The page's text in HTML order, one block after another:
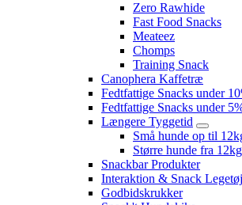
Zero Rawhide
Fast Food Snacks
Meateez
Chomps
Training Snack
Canophera Kaffetræ
Fedtfattige Snacks under
Fedtfattige Snacks under
Længere Tyggetid
Små hunde op til
Større hunde fra 12kg
Snackbar Produkter
Interaktion & Snack Legetøj
Godbidskrukker